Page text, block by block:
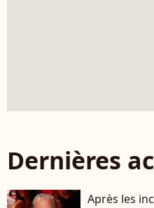
Dernières
Après les